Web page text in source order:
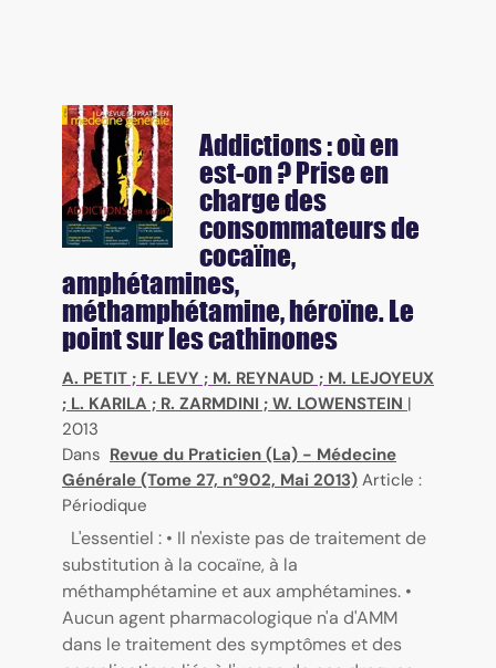
Addictions : où en
est-on ? Prise en
charge des
consommateurs de
cocaïne,
amphétamines,
méthamphétamine, héroïne. Le
point sur les cathinones
A. PETIT ; F. LEVY ; M. REYNAUD ; M. LEJOYEUX
; L. KARILA ; R. ZARMDINI ; W. LOWENSTEIN |
2013
Dans Revue du Praticien (La) - Médecine
Générale (Tome 27, n°902, Mai 2013) Article :
Périodique
L'essentiel : • Il n'existe pas de traitement de
substitution à la cocaïne, à la
méthamphétamine et aux amphétamines. •
Aucun agent pharmacologique n'a d'AMM
dans le traitement des symptômes et des